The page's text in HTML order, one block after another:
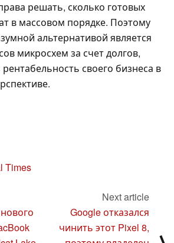
решать, сколько готовых
в массовом порядке. Поэтому
альтернативой является
микросхем за счет долгов,
своего бизнеса в
Times
Next article
Google отказался
чинить этот Pixel 8,